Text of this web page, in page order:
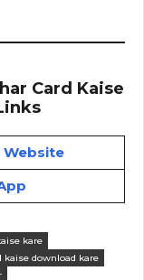
Card Kaise
Website
kare
kaise download kare